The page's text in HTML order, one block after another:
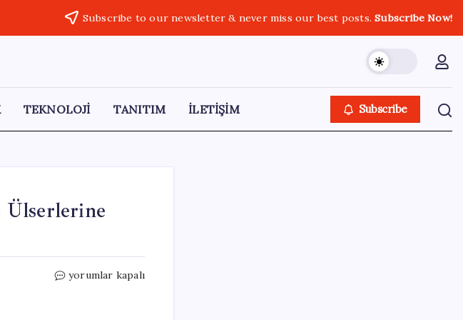
Subscribe to our newsletter & never miss our best posts.Subscribe Now!
TEKNOLOJİ TANITIM İLETİŞİM Subscribe
Ülserlerine
Kastamonu
yorumlar kapalı